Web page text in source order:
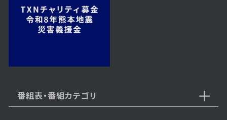
第5話
番組表・番組カテゴリ